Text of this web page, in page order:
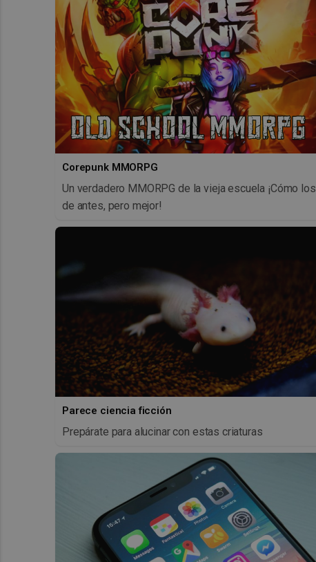
Corepunk MMORPG
Un verdadero MMORPG de la vieja escuela ¡Cómo los
de antes, pero mejor!
Parece ciencia ficción
Prepárate para alucinar con estas criaturas